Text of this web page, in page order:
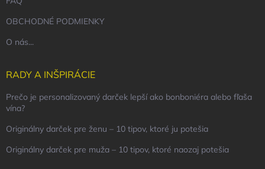
OBCHODNÉ PODMIENKY
O nás...
RADY A INŠPIRÁCIE
Prečo je personalizovaný darček lepší ako bonboniéra alebo fľaša
vína?
Originálny darček pre ženu – 10 tipov, ktoré ju potešia
Originálny darček pre muža – 10 tipov, ktoré naozaj potešia